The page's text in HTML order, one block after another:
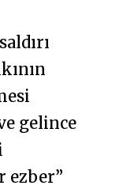
gelince
ezber”